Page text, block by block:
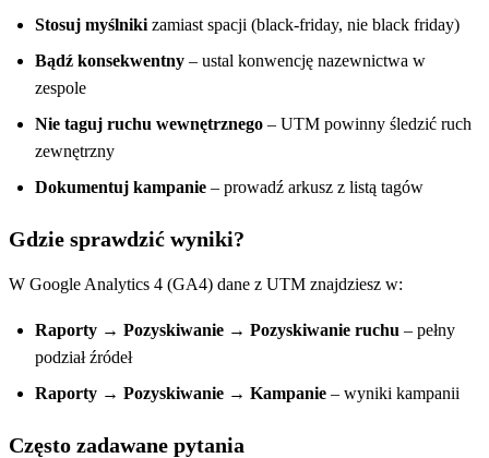
Stosuj myślniki zamiast spacji (black-friday, nie black friday)
Bądź konsekwentny – ustal konwencję nazewnictwa w
zespole
Nie taguj ruchu wewnętrznego – UTM powinny śledzić ruch
zewnętrzny
Dokumentuj kampanie – prowadź arkusz z listą tagów
Gdzie sprawdzić wyniki?
W Google Analytics 4 (GA4) dane z UTM znajdziesz w:
Raporty → Pozyskiwanie → Pozyskiwanie ruchu – pełny
podział źródeł
Raporty → Pozyskiwanie → Kampanie – wyniki kampanii
Często zadawane pytania